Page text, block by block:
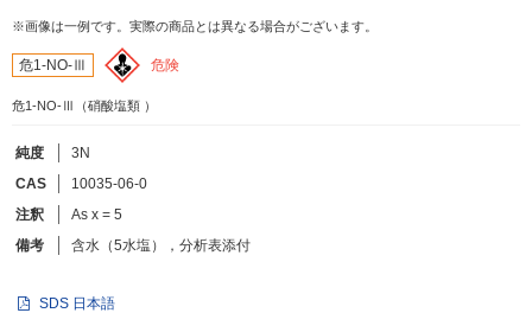
キーワードで検索する
フリーワードで検索
化学式で検索
和名・英名で検索
CAS番号で検索
※画像は一例です。実際の商品とは異なる場合がございます。
危1-NO-Ⅲ 危険
危1-NO-Ⅲ（硝酸塩類 ）
純度
3N
CAS
10035-06-0
注釈
As x = 5
備考
含水（5水塩），分析表添付
SDS 日本語